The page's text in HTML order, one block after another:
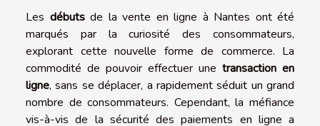
Les débutsde la vente en ligne à Nantes ont été
marqués par la curiosité des consommateurs,
explorant cette nouvelle forme de commerce. La
commodité de pouvoir effectuer une transaction en
ligne, sans se déplacer, a rapidement séduit un grand
nombre de consommateurs. Cependant, la méfiance
vis-à-vis de la sécurité des paiements en ligne a